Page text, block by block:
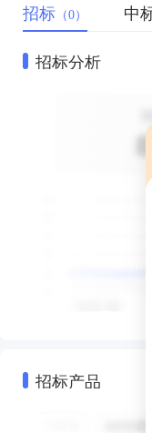
招标 （0） 中
招标分析
招标产品